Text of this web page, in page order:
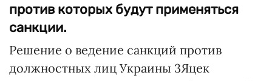
против которых будут применяться
санкции.
Решение о ведение санкций против
должностных лиц Украины 3Яцек